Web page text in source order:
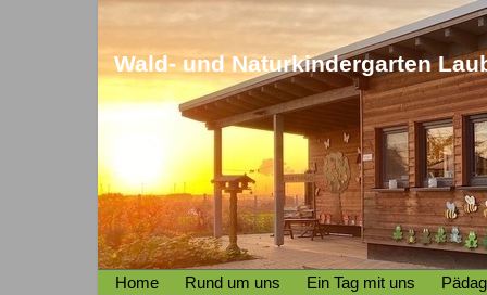
Wald- und Naturkindergarten
Home Rund um uns Ein Tag mit uns